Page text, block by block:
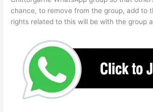
chance, to remove from the group, add to
rights related to this will be with the group